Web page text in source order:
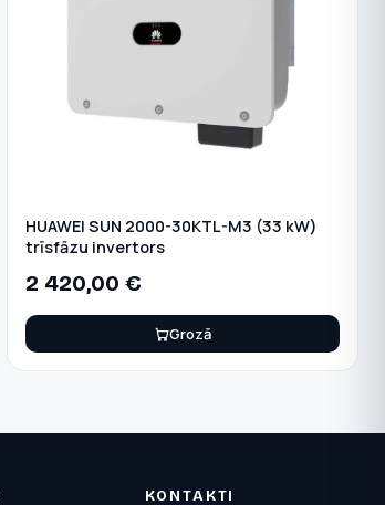
HUAWEI SUN 2000-30KTL-M3 (33 kW)
trīsfāzu invertors
2 420,00 €
Grozā
KONTAKTI